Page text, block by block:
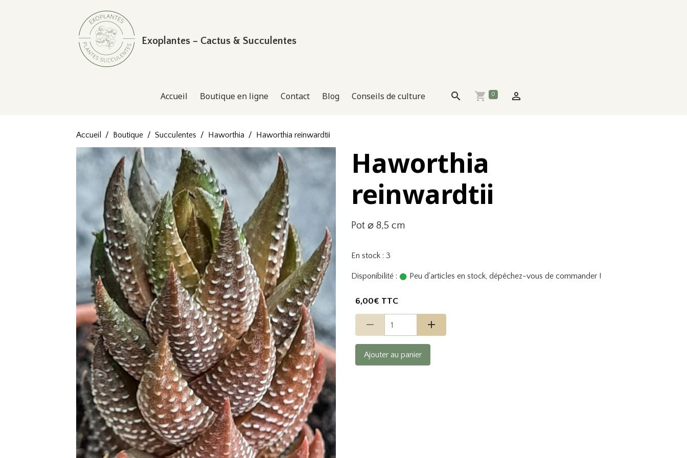
Exoplantes – Cactus & Succulentes
Accueil Boutique en ligne Contact Blog Conseils de culture 0
Accueil Boutique Succulentes Haworthia Haworthia reinwardtii
Haworthia
reinwardtii
Pot ⌀ 8,5 cm
En stock : 3
Disponibilité : Peu d'articles en stock, dépêchez-vous de commander !
6,00€ TTC
Ajouter au panier